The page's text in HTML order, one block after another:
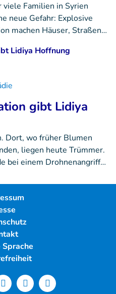
viele Familien in Syrien
neue Gefahr: Explosive
machen Häuser, Straßen…
gibt Lidiya
Dort, wo früher Blumen
liegen heute Trümmer.
bei einem Drohnenangriff…